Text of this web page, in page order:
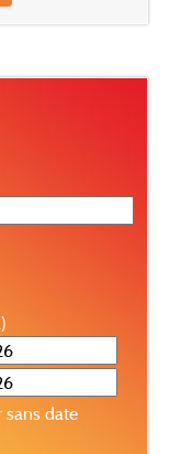
sans date